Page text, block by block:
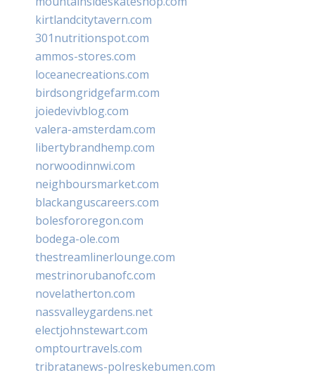
kirtlandcitytavern.com
301nutritionspot.com
ammos-stores.com
loceanecreations.com
birdsongridgefarm.com
joiedevivblog.com
valera-amsterdam.com
libertybrandhemp.com
norwoodinnwi.com
neighboursmarket.com
blackanguscareers.com
bolesfororegon.com
bodega-ole.com
thestreamlinerlounge.com
mestrinorubanofc.com
novelatherton.com
nassvalleygardens.net
electjohnstewart.com
omptourtravels.com
tribratanews-polreskebumen.com